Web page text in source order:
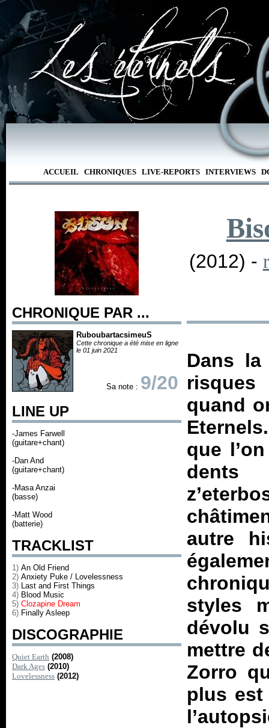
ACCUEIL CHRONIQUES LIVE-REPORTS INTERVIEWS
CHRONIQUE PAR ...
RuboubartacsimeuS
Cette chronique a été mise en ligne
le 01 juin 2021
Sa note : 9/20
LINE UP
-James Farwell
(guitare+chant)
-Dan And
(guitare+chant)
-Masa Anzai
(basse)
-Matt Wood
(batterie)
TRACKLIST
1) An Old Friend
2) Anxiety Puke / Lovelessness
3) Last and First Things
4) Blood Music
5) Clozapine Dream
6) Finally Asleep
DISCOGRAPHIE
Quiet Earth (2008)
Dark Ages (2010)
Lovelessness (2012)
(2012) -
Dans
risques
quand
que
dents
autre
styles
dévolu
mettre
Zorro
plus est